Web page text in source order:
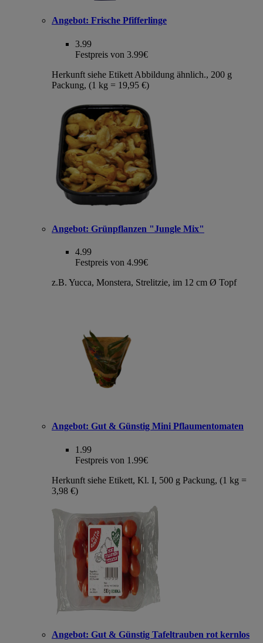
Angebot: Frische Pfifferlinge
3.99
Festpreis von 3.99€
Herkunft siehe Etikett Abbildung ähnlich., 200 g
Packung, (1 kg = 19,95 €)
Angebot: Grünpflanzen "Jungle Mix"
4.99
Festpreis von 4.99€
z.B. Yucca, Monstera, Strelitzie, im 12 cm Ø Topf
Angebot: Gut & Günstig Mini Pflaumentomaten
1.99
Festpreis von 1.99€
Herkunft siehe Etikett, Kl. I, 500 g Packung, (1 kg =
3,98 €)
Angebot: Gut & Günstig Tafeltrauben rot kernlos